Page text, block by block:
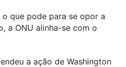
que pode para se opor a
a ONU alinha-se com o
a ação de Washington